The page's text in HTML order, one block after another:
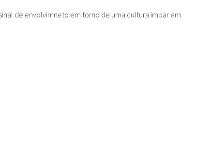
de envolvimneto em torno de uma cultura impar em